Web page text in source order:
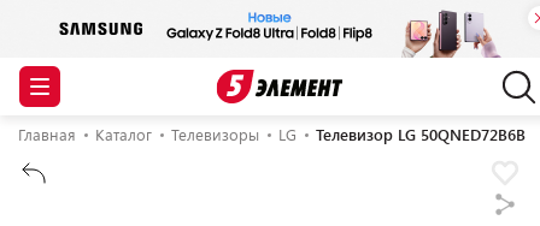
Главная Каталог Телевизоры LG Телевизор LG 50QNED72B6B